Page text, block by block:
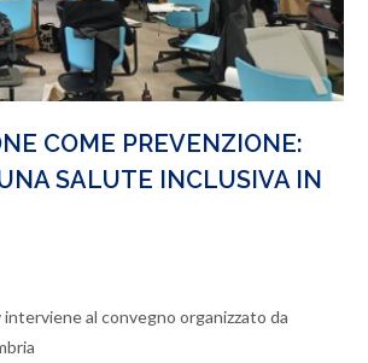
COME PREVENZIONE:
SALUTE INCLUSIVA IN
al convegno organizzato da